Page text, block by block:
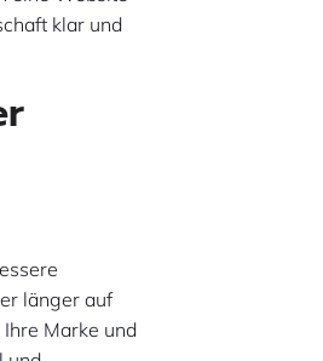
klar und
länger auf
Marke und